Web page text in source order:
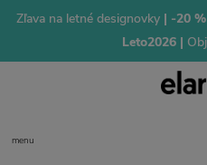
Zľava na letné designovky| -20 %
Leto2026 |
menu